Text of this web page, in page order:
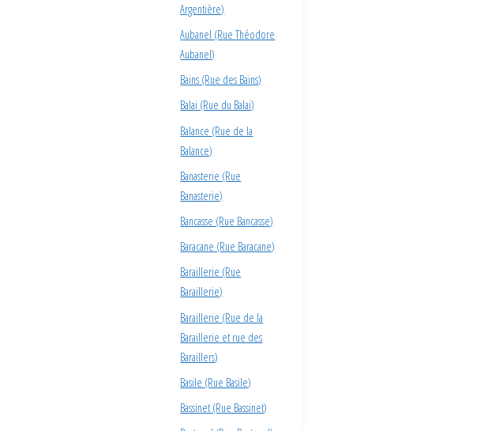
Argentière)
Aubanel (Rue Théodore
Aubanel)
Bains (Rue des Bains)
Balai (Rue du Balai)
Balance (Rue de la
Balance)
Banasterie (Rue
Banasterie)
Bancasse (Rue Bancasse)
Baracane (Rue Baracane)
Baraillerie (Rue
Baraillerie)
Baraillerie (Rue de la
Baraillerie et rue des
Baraillers)
Basile (Rue Basile)
Bassinet (Rue Bassinet)